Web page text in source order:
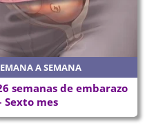
A SEMANA
semanas de embarazo
Sexto mes